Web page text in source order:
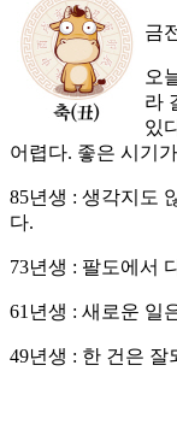
금
오
라
있
어렵다. 좋은 시기
85년생 : 생각지도
다.
73년생 : 팔도에서
61년생 : 새로운 일
49년생 : 한 건은 잘